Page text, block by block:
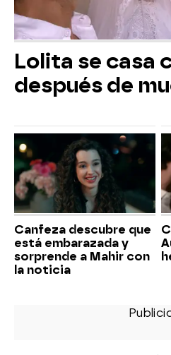
Lolita se casa
después de
Canfeza descubre que
está embarazada y
sorprende a Mahir con
la noticia